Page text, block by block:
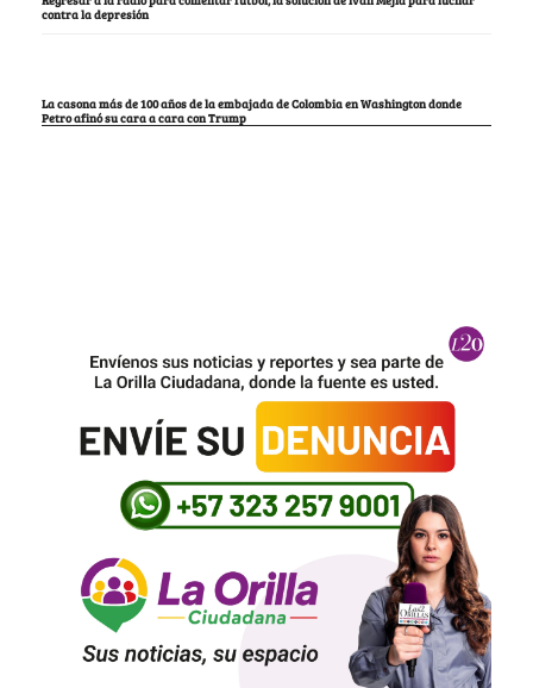
contra la depresión
La casona más de 100 años de la embajada de Colombia en Washington donde
Petro afinó su cara a cara con Trump